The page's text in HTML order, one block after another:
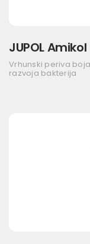
JUPOL Amikol
Vrhunski periva
razvoja bakterija